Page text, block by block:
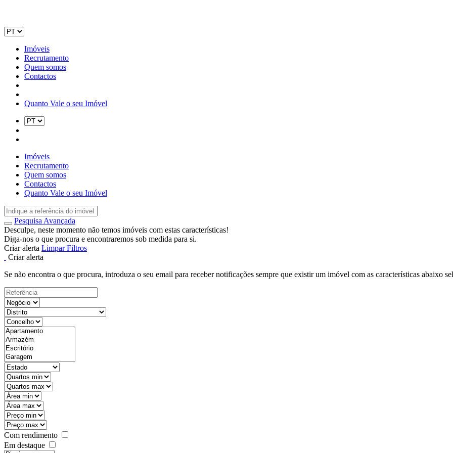
Imóveis
Recrutamento
Quem somos
Contactos
Quanto Vale o seu Imóvel
Imóveis
Recrutamento
Quem somos
Contactos
Quanto Vale o seu Imóvel
Pesquisa Avançada
Desculpe, neste momento não temos imóveis com estas características!
Diga-nos o que procura e encontraremos sob medida para si.
Criar alerta Limpar Filtros
Criar alerta
Se não encontra o que procura, introduza o seu email para receber notificações sempre que existir um imóvel com as características abaixo
Com rendimento
Em destaque